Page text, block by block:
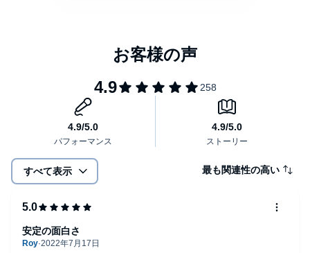
すべて表示 最も関連性の高い
安定の面白さ